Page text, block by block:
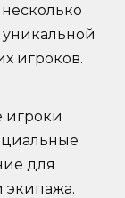
уникальной
игроков.
игроки
для
экипажа.